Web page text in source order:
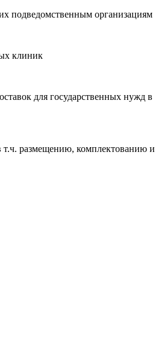
подведомственным организациям
клиник
для государственных нужд в
т.ч. размещению, комплектованию и